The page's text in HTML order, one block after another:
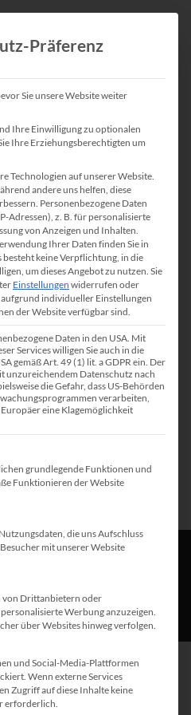
Zum Erstgespräch
Präferenz
Sie unsere Website weiter
Ihre Einwilligung zu optionalen
Ihre Erziehungsberechtigten um
Technologien auf unserer Website.
andere uns helfen, diese
Personenbezogene Daten
Adressen), z. B. für personalisierte
von Anzeigen und Inhalten.
Ihrer Daten finden Sie in
besteht keine Verpflichtung, in die
um dieses Angebot zu nutzen. Sie
Einstellungen widerrufen oder
aufgrund individueller Einstellungen
der Website verfügbar sind.
Daten in den USA. Mit
Services willigen Sie auch in die
gemäß Art. 49 (1) lit. a GDPR ein. Der
unzureichendem Datenschutz nach
die Gefahr, dass US-Behörden
verarbeiten,
eine Klagemöglichkeit
Gruppen, für die eine
grundlegende Funktionen und
Funktionieren der Website
die uns Aufschluss
mit unserer Website
von Drittanbietern oder
Werbung anzuzeigen.
über Websites hinweg verfolgen.
und Social-Media-Plattformen
Wenn externe Services
Zugriff auf diese Inhalte keine
erforderlich.